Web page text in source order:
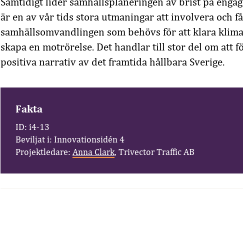
är en av vår tids stora utmaningar att involvera och
samhällsomvandlingen som behövs för att klara
skapa en motrörelse. Det handlar till stor del om att
positiva narrativ av det framtida hållbara Sverige.
Fakta
ID: i4-13
Beviljat i: Innovationsidén 4
Projektledare: Anna Clark, Trivector Traffic AB